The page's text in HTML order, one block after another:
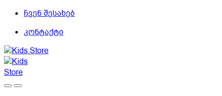
Skip
navigation
Skip
content
ჩვენ შესახებ
კონტაქტი